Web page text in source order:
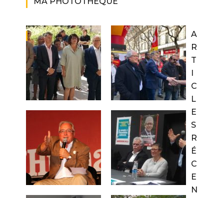
A
R
T
I
C
L
E
S
R
É
C
E
N